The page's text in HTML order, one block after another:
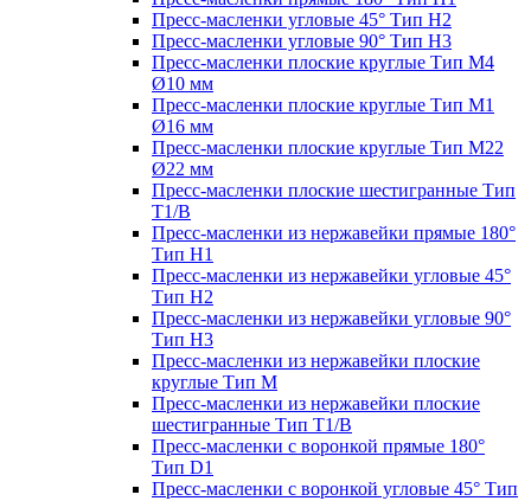
Пресс-масленки угловые 45° Тип H2
Пресс-масленки угловые 90° Тип H3
Пресс-масленки плоские круглые Тип M4
Ø10 мм
Пресс-масленки плоские круглые Тип M1
Ø16 мм
Пресс-масленки плоские круглые Тип M22
Ø22 мм
Пресс-масленки плоские шестигранные Тип
T1/B
Пресс-масленки из нержавейки прямые 180°
Тип H1
Пресс-масленки из нержавейки угловые 45°
Тип H2
Пресс-масленки из нержавейки угловые 90°
Тип H3
Пресс-масленки из нержавейки плоские
круглые Тип M
Пресс-масленки из нержавейки плоские
шестигранные Тип T1/B
Пресс-масленки с воронкой прямые 180°
Тип D1
Пресс-масленки с воронкой угловые 45° Тип